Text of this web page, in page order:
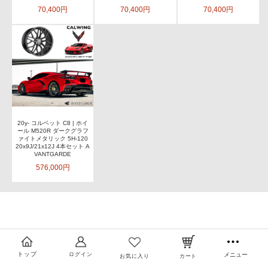
70,400円 70,400円 70,400円
20y- コルベット C8 | ホイ
ール M520R ダークグラフ
ァイトメタリック 5H-120
20x9J/21x12J 4本セット A
VANTGARDE
576,000円
トップ ログイン お気に入り カート メニュー